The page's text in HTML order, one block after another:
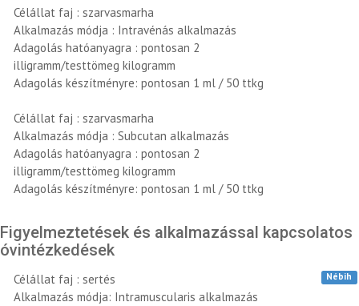
Célállat faj : szarvasmarha
Alkalmazás módja : Intravénás alkalmazás
Adagolás hatóanyagra : pontosan 2
illigramm/testtömeg kilogramm
Adagolás készítményre: pontosan 1 ml / 50 ttkg
Célállat faj : szarvasmarha
Alkalmazás módja : Subcutan alkalmazás
Adagolás hatóanyagra : pontosan 2
illigramm/testtömeg kilogramm
Adagolás készítményre: pontosan 1 ml / 50 ttkg
Figyelmeztetések és alkalmazással kapcsolatos
óvintézkedések
Célállat faj : sertés
Alkalmazás módja: Intramuscularis alkalmazás
Nébih